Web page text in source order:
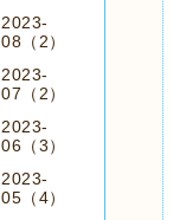
2023-
08（2）
2023-
07（2）
2023-
06（3）
2023-
05（4）